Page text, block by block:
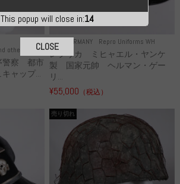
other
警察 都市
ャップ...
WWII GERMANY Repro Uniforms WH
レプリカ ミヒャエル・ヤンケ
製 国家元帥 ヘルマン・ゲー
リ...
¥55,000 （税込）
売り切れ
This popup will close in:13
CLOSE